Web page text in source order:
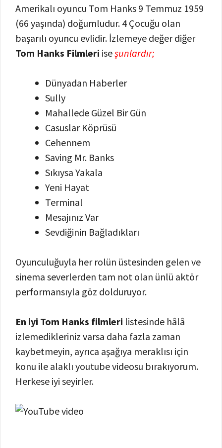
Amerikalı oyuncu Tom Hanks 9 Temmuz 1959
(66 yaşında) doğumludur. 4 Çocuğu olan
başarılı oyuncu evlidir. İzlemeye değer diğer
Tom Hanks Filmleri iseşunlardır;
Dünyadan Haberler
Sully
Mahallede Güzel Bir Gün
Casuslar Köprüsü
Cehennem
Saving Mr. Banks
Sıkıysa Yakala
Yeni Hayat
Terminal
Mesajınız Var
Sevdiğinin Bağladıkları
Oyunculuğuyla her rolün üstesinden gelen ve
sinema severlerden tam not olan ünlü aktör
performansıyla göz dolduruyor.
En iyi Tom Hanks filmleri listesinde hâlâ
izlemedikleriniz varsa daha fazla zaman
kaybetmeyin, ayrıca aşağıya meraklısı için
konu ile alaklı youtube videosu bırakıyorum.
Herkese iyi seyirler.